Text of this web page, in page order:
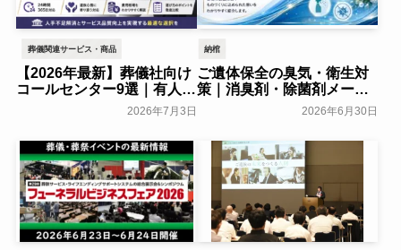
葬儀関連サービス・商品
【2026年最新】葬儀社向け
コールセンター9選｜有人・
AI型を費用相場とあわせて
2026年7月3日
納棺
ご遺体保全の臭気・衛生対
策｜消臭剤・除菌剤メーカ
ー9社の特徴を解説2026年6月30日